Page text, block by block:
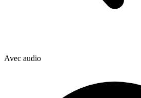
Avec audio